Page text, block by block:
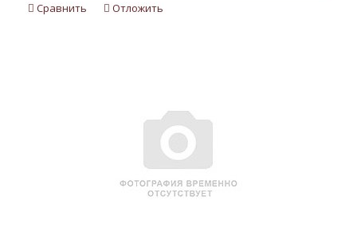
Сравнить Отложить